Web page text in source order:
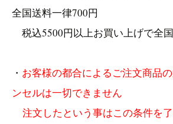
全国送料一律700円
税込5500円以上お買い上げで全
・ お客様の都合によるご注文商品
ンセルは一切できません
注文したという事はこの条件を